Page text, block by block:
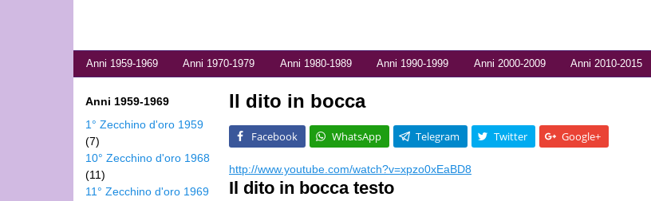
Menù anni
Anni 1959-1969 Anni 1970-1979 Anni 1980-1989 Anni 1990-1999 Anni 2000-2009 Anni 2010-2015
Il dito in bocca
Facebook WhatsApp Telegram Twitter Google+
http://www.youtube.com/watch?v=xpzo0xEaBD8
Il dito in bocca testo
Anni 1959-1969
1° Zecchino d'oro 1959
(7)
10° Zecchino d'oro 1968
(11)
11° Zecchino d'oro 1969